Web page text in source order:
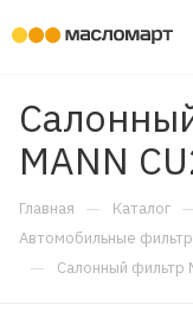
MANN
Главная — Каталог
Автомобильные
— Салонный фильтр